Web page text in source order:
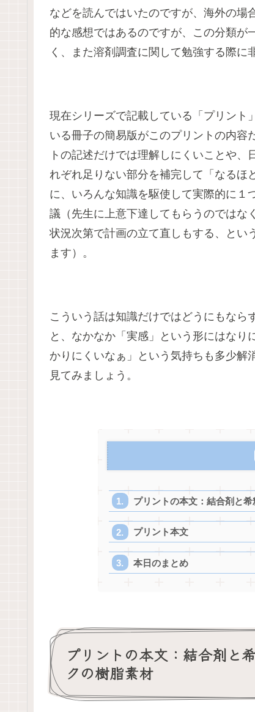
などを読んではいたのですが、海外の場
的な感想ではあるのですが、この分類が
く、また溶剤調査に関して勉強する際に
現在シリーズで記載している「プリント
いる冊子の簡易版がこのプリントの内容
トの記述だけでは理解しにくいことや
れぞれ足りない部分を補完して「なるほ
に、いろんな知識を駆使して実際的に１
議（先生に上意下達してもらうのではな
状況次第で計画の立て直しもする、とい
ます）。
こういう話は知識だけではどうにもなら
と、なかなか「実感」という形にはな
かりにくいなぁ」という気持ちも多少解
見てみましょう。
プリントの本文：結合剤と
プリント本文
本日のまとめ
プリントの本文：結合剤と
クの樹脂素材